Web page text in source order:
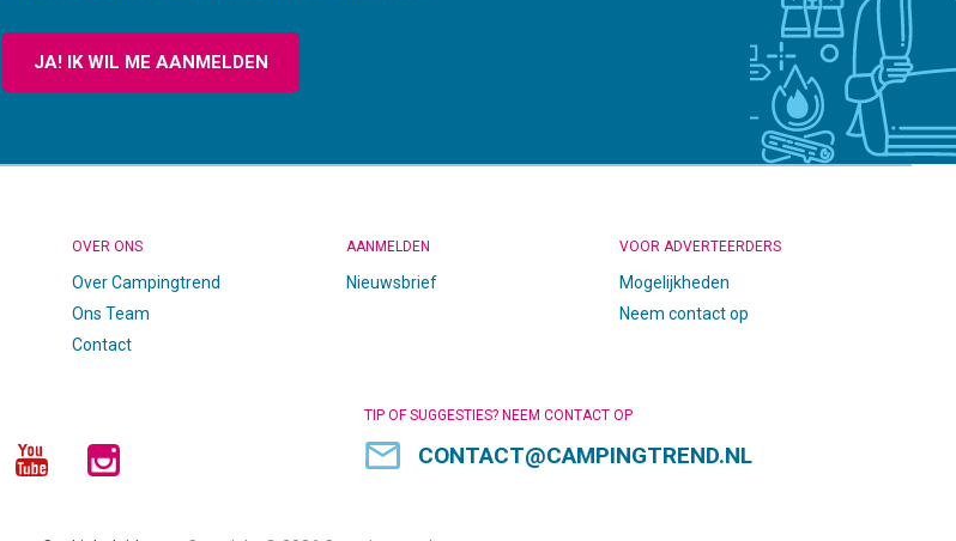
JA! IK WIL ME AANMELDEN
OVER ONS
Over Campingtrend
Ons Team
Contact
AANMELDEN
Nieuwsbrief
VOOR ADVERTEERDERS
Mogelijkheden
Neem contact op
TIP OF SUGGESTIES? NEEM CONTACT OP
CONTACT@CAMPINGTREND.NL